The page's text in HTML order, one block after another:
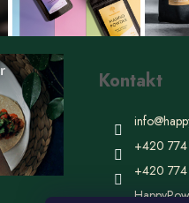
Kontakt
info@
+420
+420